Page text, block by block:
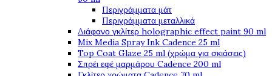
Περιγράμματα μάτ
Περιγράμματα μεταλλικά
Διάφανο γκλίτερ holographic effect paint 90 ml
Mix Media Spray Ink Cadence 25 ml
Top Coat Glaze 25 ml (χρώμα για σκιάσεις)
Σπρέι εφέ μαρμάρου Cadence 200 ml